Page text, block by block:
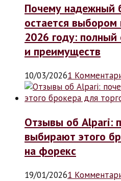
Почему надежный
остается
2026 году:
и преимуществ
10/03/20261
Отзывы об Alpari:
выбирают этого
на форекс
19/01/20261